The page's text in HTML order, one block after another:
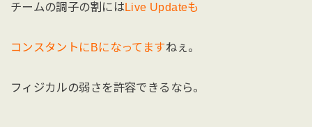
チームの調子の割にはLive Updateも
コンスタントにBになってますねぇ。
フィジカルの弱さを許容できるなら。